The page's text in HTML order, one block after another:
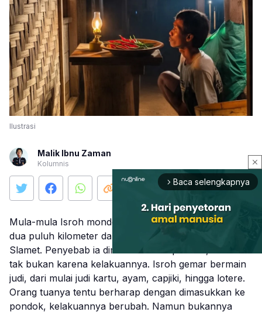
Ilustrasi
Malik Ibnu Zaman
Kolumnis
Mula-mula Isroh mondok di pesantren yang berjarak
dua puluh kilometer dari rumahnya di kaki Gunung
Slamet. Penyebab ia dimasukkan ke pondok, tak lain
tak bukan karena kelakuannya. Isroh gemar bermain
judi, dari mulai judi kartu, ayam, capjiki, hingga lotere.
Orang tuanya tentu berharap dengan dimasukkan ke
pondok, kelakuannya berubah. Namun bukannya
close
arrow_forward_ios Baca selengkapnya